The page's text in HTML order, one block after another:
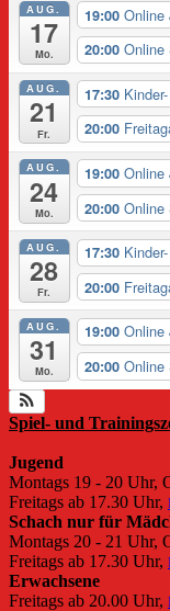
AUG.
17
Mo.
19:00 Online
20:00 Online
AUG.
21
Fr.
17:30
20:00
AUG.
24
Mo.
19:00 Online
20:00 Online
AUG.
28
Fr.
17:30
20:00
AUG.
31
Mo.
19:00 Online
20:00 Online
Spiel- und
Jugend
Montags 19 - 20 Uhr,
Freitags ab 17.30 Uhr,
Schach nur für
Montags 20 - 21 Uhr,
Freitags ab 17.30 Uhr,
Erwachsene
Freitags ab 20.00 Uhr,